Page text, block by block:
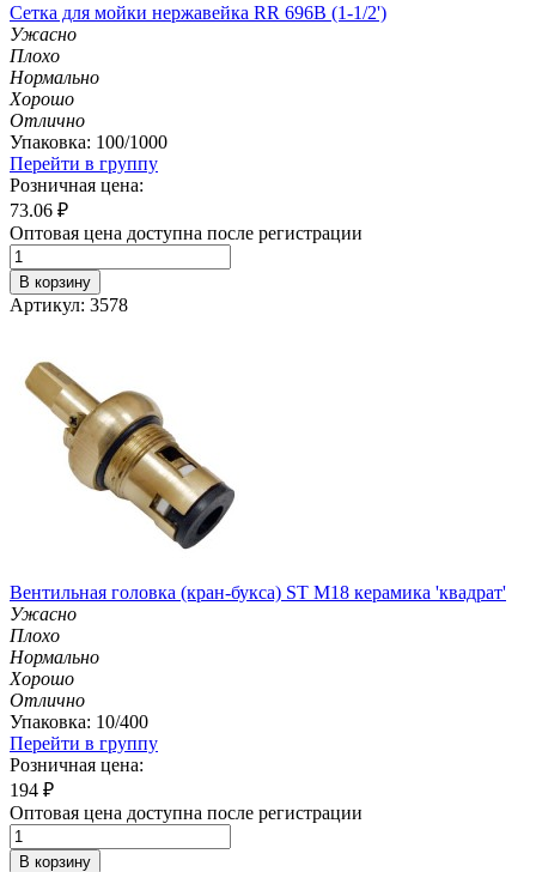
Сетка для мойки нержавейка RR 696B (1-1/2')
Ужасно
Плохо
Нормально
Хорошо
Отлично
Упаковка: 100/1000
Перейти в группу
Розничная цена:
73.06 ₽
Оптовая цена доступна после регистрации
В корзину
Артикул: 3578
Вентильная головка (кран-букса) ST М18 керамика 'квадрат'
Ужасно
Плохо
Нормально
Хорошо
Отлично
Упаковка: 10/400
Перейти в группу
Розничная цена:
194 ₽
Оптовая цена доступна после регистрации
В корзину